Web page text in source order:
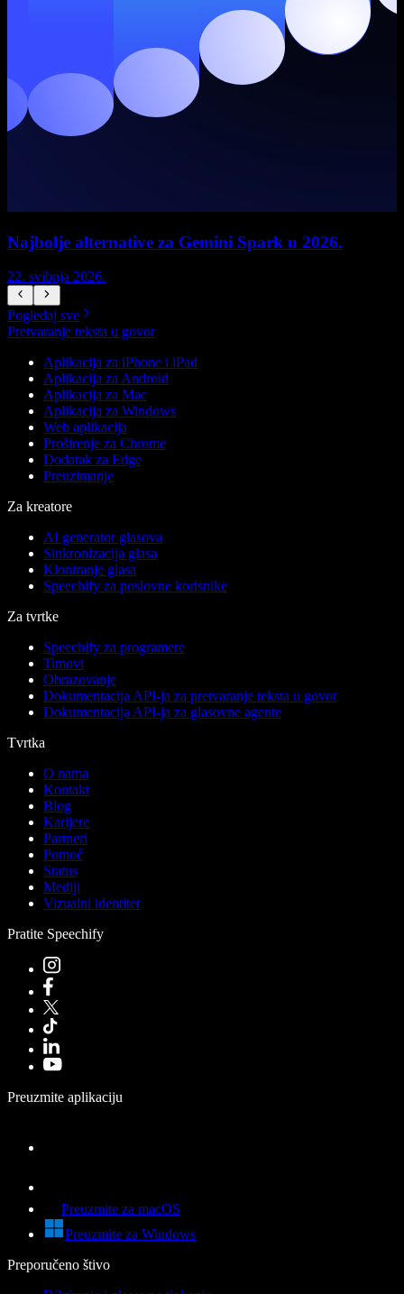
Najbolje alternative za Gemini Spark u 2026.
22. svibnja 2026.
Pogledaj sve
Pretvaranje teksta u govor
Aplikacija za iPhone i iPad
Aplikacija za Android
Aplikacija za Mac
Aplikacija za Windows
Web aplikacija
Proširenje za Chrome
Dodatak za Edge
Preuzimanje
Za kreatore
AI generator glasova
Sinkronizacija glasa
Kloniranje glasa
Speechify za poslovne korisnike
Za tvrtke
Speechify za programere
Timovi
Obrazovanje
Dokumentacija API-ja za pretvaranje teksta u govor
Dokumentacija API-ja za glasovne agente
Tvrtka
O nama
Kontakt
Blog
Karijere
Partneri
Pomoć
Status
Mediji
Vizualni identitet
Pratite Speechify
Preuzmite aplikaciju
Preuzmite za macOS
Preuzmite za Windows
Preporučeno štivo